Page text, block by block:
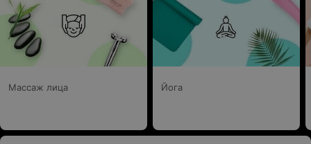
Массаж лица Йога